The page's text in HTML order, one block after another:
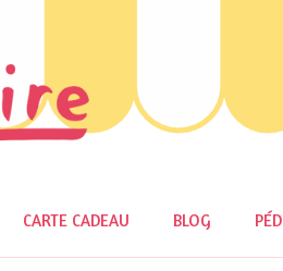
CARTE CADEAU BLOG